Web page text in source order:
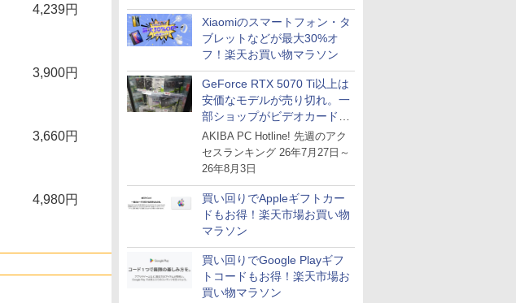
騰 [8月前半のメモリ価格]
Xiaomiのスマートフォン・タ
ブレットなどが最大30%オ
フ！楽天お買い物マラソン
GeForce RTX 5070 Ti以上は
安価なモデルが売り切れ。一
部ショップがビデオカードの
購入制限を実施したニュース
が注目を集める
AKIBA PC Hotline! 先週のアク
セスランキング 26年7月27日～
26年8月3日
買い回りでAppleギフトカー
ドもお得！楽天市場お買い物
マラソン
買い回りでGoogle Playギフ
トコードもお得！楽天市場お
買い物マラソン
4,239円
3,900円
3,660円
4,980円